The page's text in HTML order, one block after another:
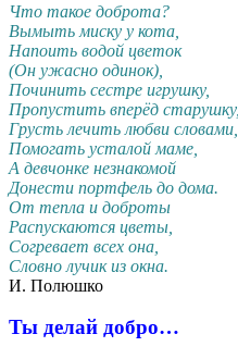
Что такое доброта?
Вымыть миску у кота,
Напоить водой цветок
(Он ужасно одинок),
Починить сестре игрушку,
Пропустить вперёд старушку,
Грусть лечить любви словами,
Помогать усталой маме,
А девчонке незнакомой
Донести портфель до дома.
От тепла и доброты
Распускаются цветы,
Согревает всех она,
Словно лучик из окна.
И. Полюшко
Ты делай добро…